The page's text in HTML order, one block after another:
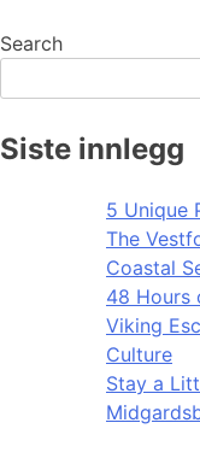
Search
Siste innlegg
5 Unique
The
Coastal
48 Hours
Viking
Culture
Stay a